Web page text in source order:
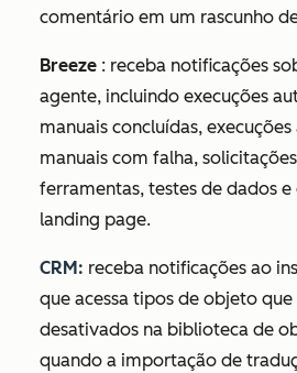
comentário em um rascunho
Breeze : receba notificações
agente, incluindo execuções
manuais concluídas,
manuais com falha,
ferramentas, testes de dados e
landing page.
CRM: receba notificações ao
que acessa tipos de objeto
desativados na biblioteca de
quando a importação de